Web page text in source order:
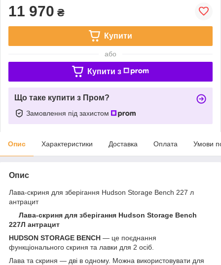
11 970 ₴
Купити
або
Купити з
Що таке купити з Пром?
Замовлення під захистом
Опис Характеристики Доставка Оплата Умови
Опис
Лава-скриня для зберігання Hudson Storage Bench 227 л
антрацит
Лава-скриня для зберігання Hudson Storage Bench
227Л антрацит
HUDSON STORAGE BENCH — це поєднання
функціонального скриня та лавки для 2 осіб.
Лава та скриня — дві в одному. Можна використовувати для